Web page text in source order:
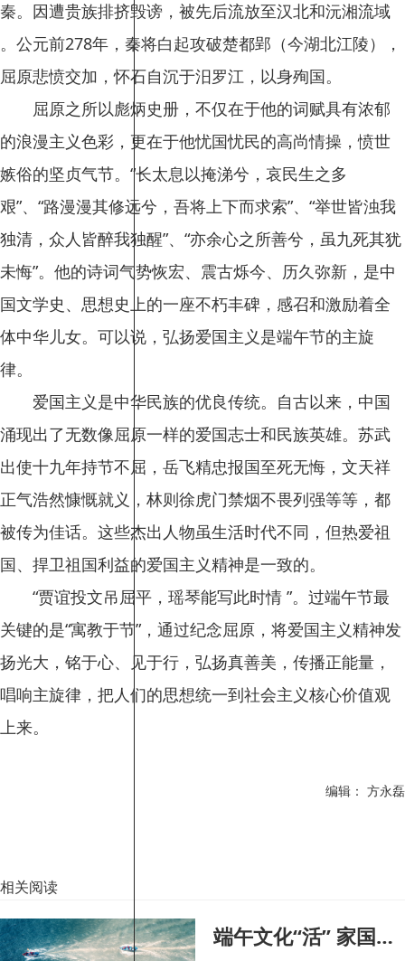
秦。因遭贵族排挤毁谤，被先后流放至汉北和沅湘流域
。公元前278年，秦将白起攻破楚都郢（今湖北江陵），
屈原悲愤交加，怀石自沉于汨罗江，以身殉国。
屈原之所以彪炳史册，不仅在于他的词赋具有浓郁
的浪漫主义色彩，更在于他忧国忧民的高尚情操，愤世
嫉俗的坚贞气节。“长太息以掩涕兮，哀民生之多
艰”、“路漫漫其修远兮，吾将上下而求索”、“举世皆浊我
独清，众人皆醉我独醒”、“亦余心之所善兮，虽九死其犹
未悔”。他的诗词气势恢宏、震古烁今、历久弥新，是中
国文学史、思想史上的一座不朽丰碑，感召和激励着全
体中华儿女。可以说，弘扬爱国主义是端午节的主旋
律。
爱国主义是中华民族的优良传统。自古以来，中国
涌现出了无数像屈原一样的爱国志士和民族英雄。苏武
出使十九年持节不屈，岳飞精忠报国至死无悔，文天祥
正气浩然慷慨就义，林则徐虎门禁烟不畏列强等等，都
被传为佳话。这些杰出人物虽生活时代不同，但热爱祖
国、捍卫祖国利益的爱国主义精神是一致的。
“贾谊投文吊屈平，瑶琴能写此时情 ”。过端午节最
关键的是“寓教于节”，通过纪念屈原，将爱国主义精神发
扬光大，铭于心、见于行，弘扬真善美，传播正能量，
唱响主旋律，把人们的思想统一到社会主义核心价值观
上来。
编辑： 方永磊
相关阅读
端午文化“活” 家国情更浓